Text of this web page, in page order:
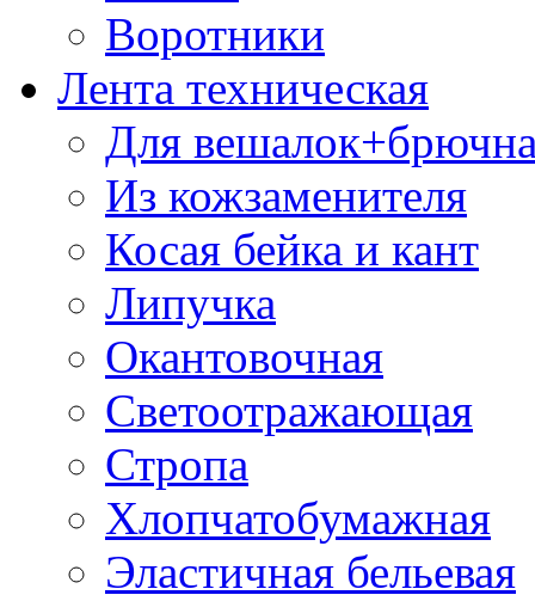
Воротники
Лента техническая
Для
Из кожзаменителя
Косая бейка и кант
Липучка
Окантовочная
Светоотражающая
Стропа
Хлопчатобумажная
Эластичная бельевая